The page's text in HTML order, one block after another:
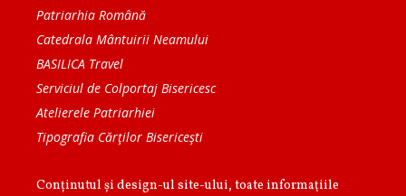
Patriarhia Română
Catedrala Mântuirii Neamului
BASILICA Travel
Serviciul de Colportaj Bisericesc
Atelierele Patriarhiei
Tipografia Cărţilor Bisericeşti
Conținutul și design-ul site-ului, toate informaţiile